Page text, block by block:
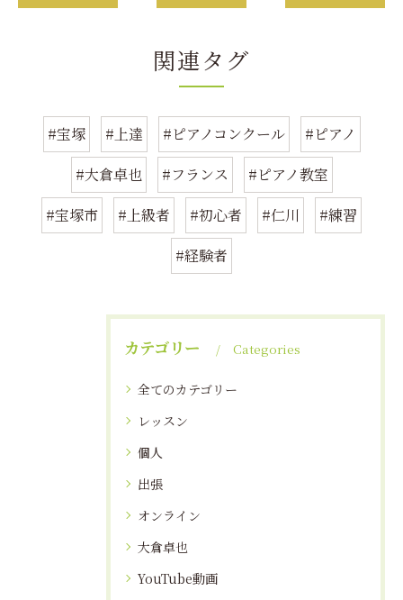
関連タグ
#宝塚 #上達 #ピアノコンクール
#ピアノ
#大倉卓也
#フランス
#ピアノ教室
#宝塚市
#上級者 #初心者 #仁川
#練習
#経験者
カテゴリー Categories
全てのカテゴリー
レッスン
個人
出張
オンライン
大倉卓也
YouTube動画